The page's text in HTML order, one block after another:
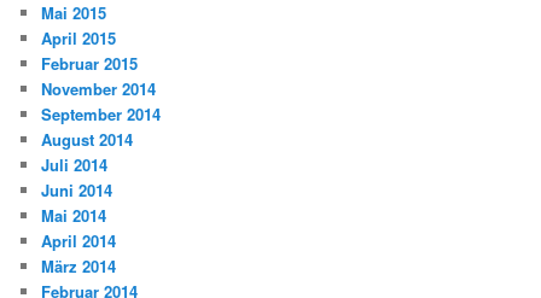
Mai 2015
April 2015
Februar 2015
November 2014
September 2014
August 2014
Juli 2014
Juni 2014
Mai 2014
April 2014
März 2014
Februar 2014